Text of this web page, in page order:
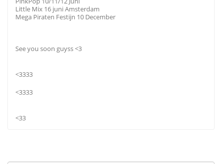
Little Mix 16 juni Amsterdam
Mega Piraten Festijn 10 December
See you soon guyss <3
<3333
<3333
<33